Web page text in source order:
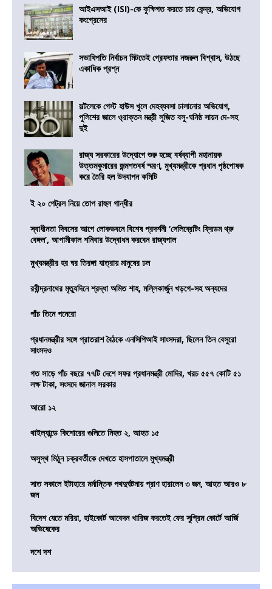
আইএসআই (ISI)-কে কুক্ষিগত করতে চায় কেন্দ্র, অভিযোগ
কংগ্রেসের
সভাধিপতি নির্বাচন মিটতেই গ্রেফতার নজরুল বিশ্বাস, উঠছে
একাধিক প্রশ্ন
সল্টলেকে গেস্ট হাউস খুলে দেহব্যবসা চালানোর অভিযোগ,
পুলিশের জালে ও্রাক্তন মন্ত্রী সুজিত বসু-ঘনিষ্ঠ সায়ন দে-সহ
দুই
রাজ্য সরকারের উদ্যোগে শুরু হচ্ছে বর্ষব্যাপী মহানায়ক
উত্তমকুমারের জন্মশতবর্ষ স্মরণ, মুখ্যমন্ত্রীকে প্রধান পৃষ্ঠপোষক
করে তৈরি হল উদযাপন কমিটি
ই ২০ পেট্রল নিয়ে তোপ রাহুল গান্ধীর
স্বাধীনতা দিবসের আগে লোকভবনে বিশেষ প্রদর্শনী ‘সেলিব্রেটিং ফ্রিডম থ্রু
বেঙ্গল’, আগামীকাল শনিবার উদ্বোধন করবেন রাজ্যপাল
মুখ্যমন্ত্রীর হর ঘর তিরঙ্গা যাত্রায় মানুষের ঢল
রবীন্দ্রনাথের মৃত্যুদিনে শ্রদ্ধা অমিত শাহ, মল্লিকার্জুন খড়গে-সহ অন্যদের
পাঁচ তিনে পনেরো
প্রধানমন্ত্রীর সঙ্গে প্রাতরাশ বৈঠকে এনসিপিআই সাংসদরা, ছিলেন তিন বেসুরো
সাংসদও
গত সাড়ে পাঁচ বছরে ৭৭টি দেশে সফর প্রধানমন্ত্রী মোদির, খরচ ৫৫৭ কোটি ৫১
লক্ষ টাকা, সংসদে জানাল সরকার
আরো ১২
থাইল্যান্ডে কিশোরের গুলিতে নিহত ২, আহত ১৫
অসুস্থ মিঠুন চক্রবর্তীকে দেখতে হাসপাতালে মুখ্যমন্ত্রী
সাত সকালে ইটাহারে মর্মান্তিক পথদুর্ঘটনায় প্রাণ হারালেন ৩ জন, আহত আরও ৮
জন
বিদেশ যেতে মরিয়া, হাইকোর্ট আবেদন খারিজ করতেই ফের সুপ্রিম কোর্টে আর্জি
অভিষেকের
দশে দশ